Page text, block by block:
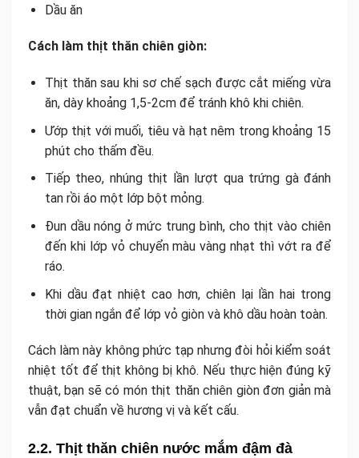
Dầu ăn
Cách làm thịt thăn chiên giòn:
Thịt thăn sau khi sơ chế sạch được cắt miếng vừa
ăn, dày khoảng 1,5-2cm để tránh khô khi chiên.
Ướp thịt với muối, tiêu và hạt nêm trong khoảng 15
phút cho thấm đều.
Tiếp theo, nhúng thịt lần lượt qua trứng gà đánh
tan rồi áo một lớp bột mỏng.
Đun dầu nóng ở mức trung bình, cho thịt vào chiên
đến khi lớp vỏ chuyển màu vàng nhạt thì vớt ra để
ráo.
Khi dầu đạt nhiệt cao hơn, chiên lại lần hai trong
thời gian ngắn để lớp vỏ giòn và khô dầu hoàn toàn.
Cách làm này không phức tạp nhưng đòi hỏi kiểm soát
nhiệt tốt để thịt không bị khô. Nếu thực hiện đúng kỹ
thuật, bạn sẽ có món thịt thăn chiên giòn đơn giản mà
vẫn đạt chuẩn về hương vị và kết cấu.
2.2. Thịt thăn chiên nước mắm đậm đà